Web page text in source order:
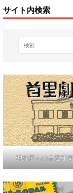
サイト内検索
沖縄最古の木造建